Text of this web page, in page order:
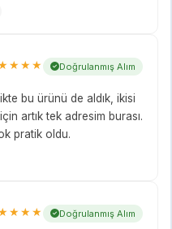
Doğrulanmış Alım
bu ürünü de aldık, ikisi
artık tek adresim burası.
pratik oldu.
Doğrulanmış Alım